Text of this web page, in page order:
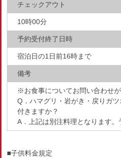
チェックアウト
10時00分
予約受付終了日時
宿泊日の1日前16時まで
備考
※お食事についてお問い合わせ
Q．ハマグリ・岩がき・戻りガ
付きますか？
A．上記は別注料理となります。
■子供料金規定